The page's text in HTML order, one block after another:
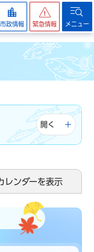
市政情報 緊急情報 メニュー
開く
レンダーを表示